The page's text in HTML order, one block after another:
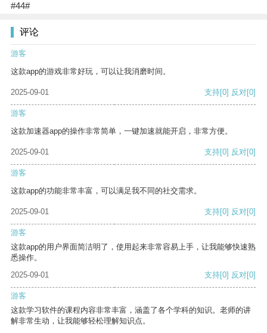
#44#
评论
游客
这款app的游戏非常好玩，可以让我消磨时间。
2025-09-01 支持[0] 反对[0]
游客
这款加速器app的操作非常简单，一键加速就能开启，非常方便。
2025-09-01 支持[0] 反对[0]
游客
这款app的功能非常丰富，可以满足我不同的社交需求。
2025-09-01 支持[0] 反对[0]
游客
这款app的用户界面简洁明了，使用起来非常容易上手，让我能够快速熟
悉操作。
2025-09-01
支持[0] 反对[0]
游客
这款学习软件的课程内容非常丰富，涵盖了各个学科的知识。老师的讲
解非常生动，让我能够轻松理解知识点。